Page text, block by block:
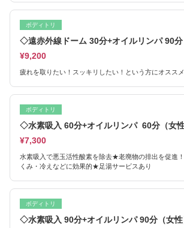
ボディトリ
◇遠赤外線ドーム 30分+オイルリンパ 90分
¥9,200
疲れを取りたい！スッキリしたい！という方にオスス
ボディトリ
◇水素吸入 60分+オイルリンパ 60分（女性
¥7,300
水素吸入で悪玉活性酸素を除去★老廃物の排出を促進
くみ・冷えなどに効果的★足湯サービスあり
ボディトリ
◇水素吸入 90分+オイルリンパ 90分（女性